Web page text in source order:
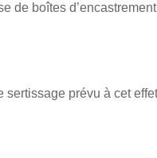
de boîtes
sertissage prévu à cet